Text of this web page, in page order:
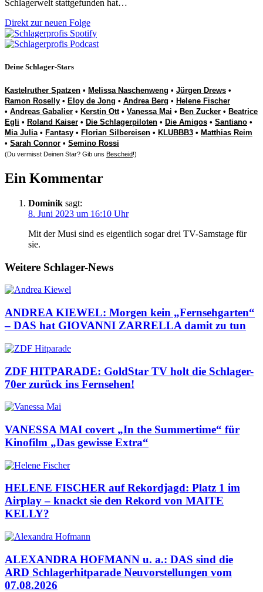
Schlagerwelt stattgefunden hat…
Direkt zur neuen Folge
Deine Schlager-Stars
Kastelruther Spatzen • Melissa Naschenweng • Jürgen Drews •
Ramon Roselly • Eloy de Jong • Andrea Berg • Helene Fischer
• Andreas Gabalier • Kerstin Ott• Vanessa Mai • Ben Zucker • Beatrice
Egli • Roland Kaiser • Die Schlagerpiloten • Die Amigos • Santiano •
Mia Julia• Fantasy • Florian Silbereisen • KLUBBB3 • Matthias Reim
• Sarah Connor • Semino Rossi
(Du vermisst Deinen Star? Gib uns Bescheid!)
Ein Kommentar
Dominik sagt:
8. Juni 2023 um 16:10 Uhr
Mit der Musi sind es eigentlich sogar drei TV-Samstage für
sie.
Weitere Schlager-News
ANDREA KIEWEL: Morgen kein „Fernsehgarten“
– DAS hat GIOVANNI ZARRELLA damit zu tun
ZDF HITPARADE: GoldStar TV holt die Schlager-
70er zurück ins Fernsehen!
VANESSA MAI covert „In the Summertime“ für
Kinofilm „Das gewisse Extra“
HELENE FISCHER auf Rekordjagd: Platz 1 im
Airplay – knackt sie den Rekord von MAITE
KELLY?
ALEXANDRA HOFMANN u. a.: DAS sind die
ARD Schlagerhitparade Neuvorstellungen vom
07.08.2026